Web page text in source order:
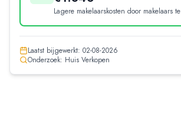
Lagere makelaarskosten door makelaars te
Laatst bijgewerkt: 02-08-2026
Onderzoek: Huis Verkopen